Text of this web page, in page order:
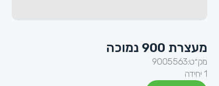
מעצרת 900 נמוכה
מק״ט:9005563
1 יחידה